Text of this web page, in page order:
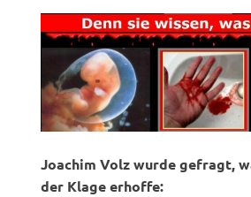
Joachim Volz wurde gefragt,
der Klage erhoffe: